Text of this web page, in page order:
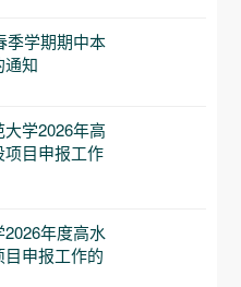
季学期期中本
通知
学2026年高
目申报工作
年度高水
申报工作的